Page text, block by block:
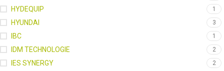
HYDEQUIP 1
HYUNDAI 3
IBC 1
IDM TECHNOLOGIE 2
IES SYNERGY 2